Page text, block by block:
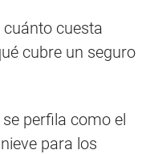
cuánto cuesta
cubre un seguro
perfila como el
para los